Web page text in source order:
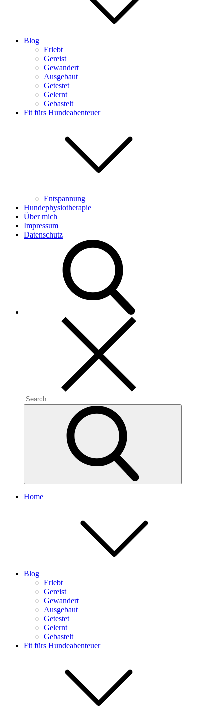
Blog
Erlebt
Gereist
Gewandert
Ausgebaut
Getestet
Gelernt
Gebastelt
Fit fürs Hundeabenteuer
Entspannung
Hundephysiotherapie
Über mich
Impressum
Datenschutz
Search
for:
Home
Blog
Erlebt
Gereist
Gewandert
Ausgebaut
Getestet
Gelernt
Gebastelt
Fit fürs Hundeabenteuer